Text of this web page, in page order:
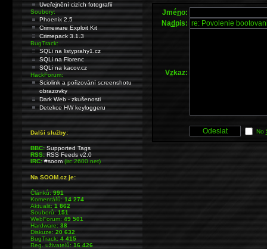
Jméno:
Nadpis:
Vzkaz:
No
Uveřejnění cizích fotografií
Soubory:
Phoenix 2.5
Crimeware Exploit Kit
Crimepack 3.1.3
BugTrack:
SQLi na listyprahy1.cz
SQLi na Florenc
SQLi na kacov.cz
HackForum:
Sciolink a pořizování screenshotu
obrazovky
Dark Web - zkušenosti
Detekce HW keyloggeru
Další služby:
BBC: Supported Tags
RSS: RSS Feeds v2.0
IRC: #soom(irc.2600.net)
Na SOOM.cz je:
Článků:991
Komentářů:14 274
Aktualit:1 862
Souborů:151
WebForum:49 501
Hardware:38
Diskuze:20 632
BugTrack:4 415
Reg. uživatelů:16 426